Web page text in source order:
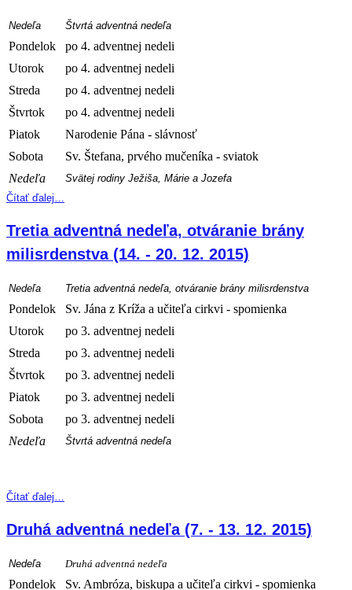
Nedeľa Štvrtá adventná nedeľa
Pondelok
po 4. adventnej nedeli
Utorok
po 4. adventnej nedeli
Streda
po 4. adventnej nedeli
Štvrtok
po 4. adventnej nedeli
Piatok
Narodenie Pána - slávnosť
Sobota
Sv. Štefana, prvého mučeníka - sviatok
Nedeľa
Svätej rodiny Ježiša, Márie a Jozefa
Čítať ďalej…
Tretia adventná nedeľa, otváranie brány
milisrdenstva (14. - 20. 12. 2015)
Nedeľa Tretia adventná nedeľa, otváranie brány milisrdenstva
Pondelok
Sv. Jána z Kríža a učiteľa cirkvi - spomienka
Utorok
po 3. adventnej nedeli
Streda
po 3. adventnej nedeli
Štvrtok
po 3. adventnej nedeli
Piatok
po 3. adventnej nedeli
Sobota
po 3. adventnej nedeli
Nedeľa
Štvrtá adventná nedeľa
Čítať ďalej…
Druhá adventná nedeľa (7. - 13. 12. 2015)
Nedeľa Druhá adventná nedeľa
Pondelok Sv. Ambróza, biskupa a učiteľa cirkvi - spomienka